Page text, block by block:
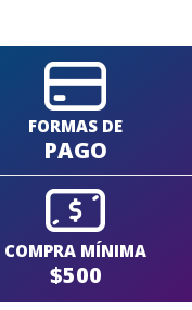
FORMAS DE
PAGO
COMPRA MÍNIMA
$500